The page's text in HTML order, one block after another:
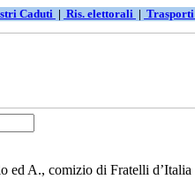
Caduti | Ris. elettorali | Trasporti
ed A., comizio di Fratelli d’Italia